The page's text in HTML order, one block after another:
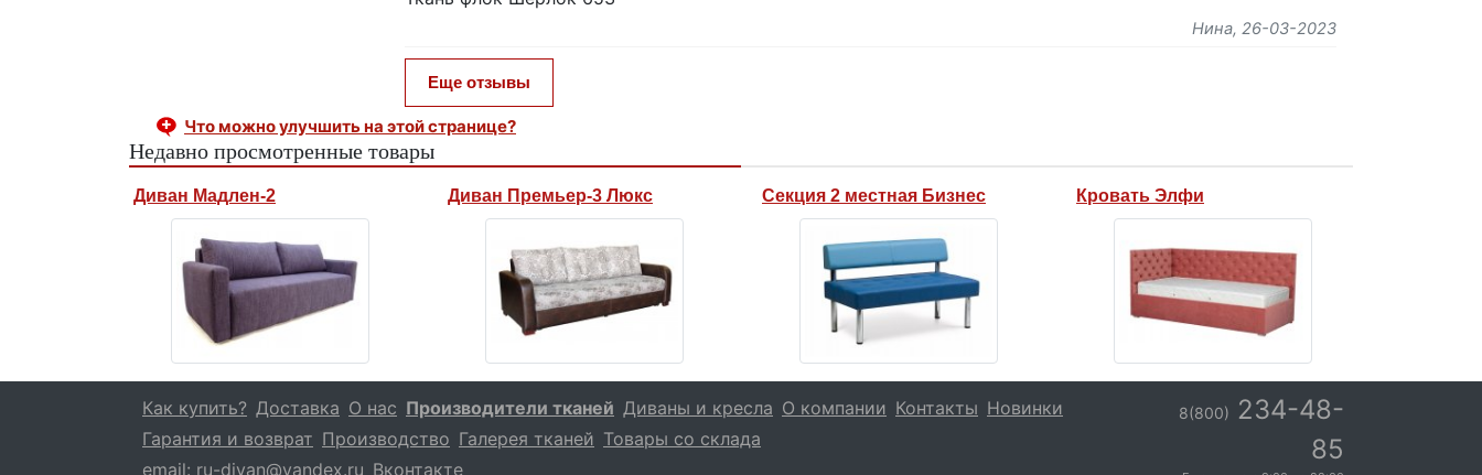
Нина, 26-03-2023
Еще отзывы
Что можно улучшить на этой странице?
Недавно просмотренные товары
Диван Мадлен-2 Диван Премьер-3 Люкс Секция 2 местная Бизнес Кровать Элфи
Как купить? Доставка О нас Производители тканей Диваны и кресла О компании Контакты Новинки
Гарантия и возврат Производство Галерея тканей Товары со склада
email: ru-divan@yandex.ru Вконтакте
8(800) 234-48-
85